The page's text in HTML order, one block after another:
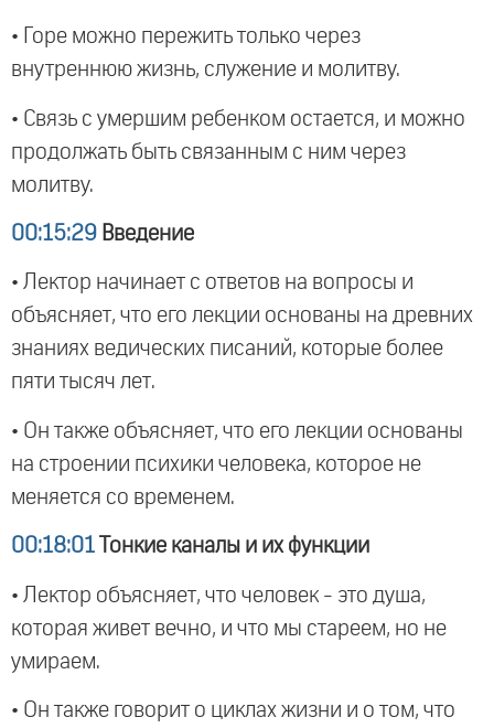
• Горе можно пережить только через
внутреннюю жизнь, служение и молитву.
• Связь с умершим ребенком остается, и можно
продолжать быть связанным с ним через
молитву.
00:15:29 Введение
• Лектор начинает с ответов на вопросы и
объясняет, что его лекции основаны на древних
знаниях ведических писаний, которые более
пяти тысяч лет.
• Он также объясняет, что его лекции основаны
на строении психики человека, которое не
меняется со временем.
00:18:01 Тонкие каналы и их функции
• Лектор объясняет, что человек - это душа,
которая живет вечно, и что мы стареем, но не
умираем.
• Он также говорит о циклах жизни и о том, что